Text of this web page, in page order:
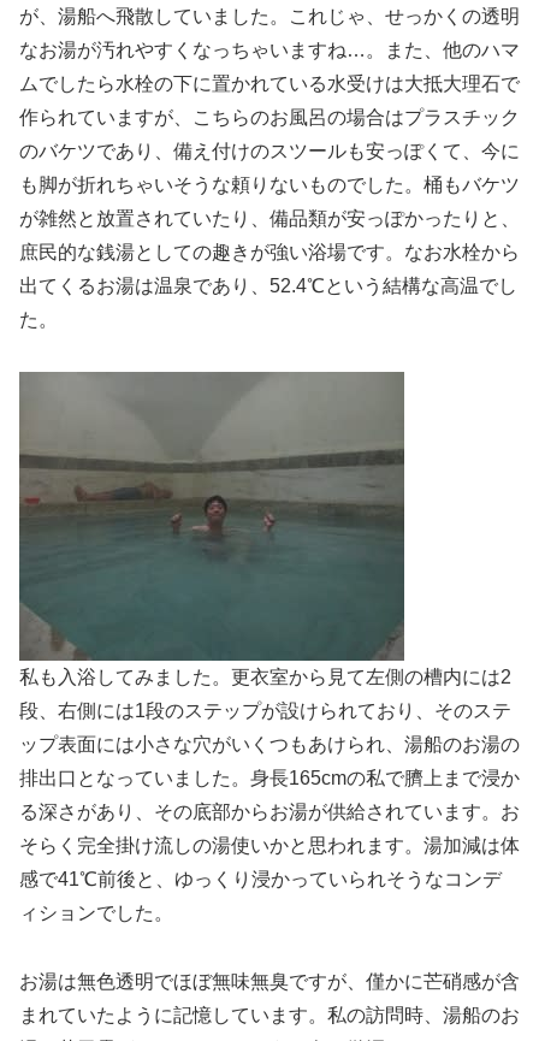
が、湯船へ飛散していました。これじゃ、せっかくの透明
なお湯が汚れやすくなっちゃいますね…。また、他のハマ
ムでしたら水栓の下に置かれている水受けは大抵大理石で
作られていますが、こちらのお風呂の場合はプラスチック
のバケツであり、備え付けのスツールも安っぽくて、今に
も脚が折れちゃいそうな頼りないものでした。桶もバケツ
が雑然と放置されていたり、備品類が安っぽかったりと、
庶民的な銭湯としての趣きが強い浴場です。なお水栓から
出てくるお湯は温泉であり、52.4℃という結構な高温でし
た。
私も入浴してみました。更衣室から見て左側の槽内には2
段、右側には1段のステップが設けられており、そのステ
ップ表面には小さな穴がいくつもあけられ、湯船のお湯の
排出口となっていました。身長165cmの私で臍上まで浸か
る深さがあり、その底部からお湯が供給されています。お
そらく完全掛け流しの湯使いかと思われます。湯加減は体
感で41℃前後と、ゆっくり浸かっていられそうなコンデ
ィションでした。
お湯は無色透明でほぼ無味無臭ですが、僅かに芒硝感が含
まれていたように記憶しています。私の訪問時、湯船のお